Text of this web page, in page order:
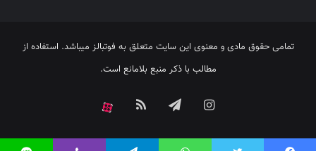
تمامی حقوق مادی و معنوی این سایت متعلق به فوتبالز میباشد. استفاده از
مطالب با ذکر منبع بلامانع است.
اینستاگرامتلگرام خوراک